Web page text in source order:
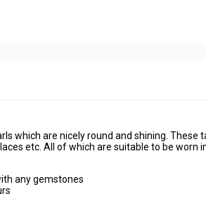
which are nicely round and shining.
etc. All of which are suitable to be worn
any gemstones